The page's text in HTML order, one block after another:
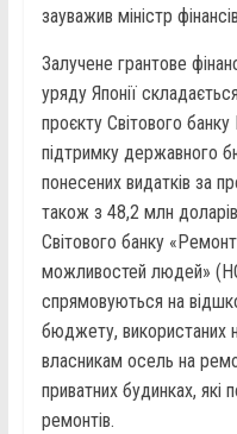
зауважив міністр
Залучене грантове
уряду Японії
проєкту Світового
підтримку державного
понесених видатків за
також з 48,2 млн
Світового банку
можливостей людей»
спрямовуються на
бюджету, використаних
власникам осель на
приватних будинках, які
ремонтів.